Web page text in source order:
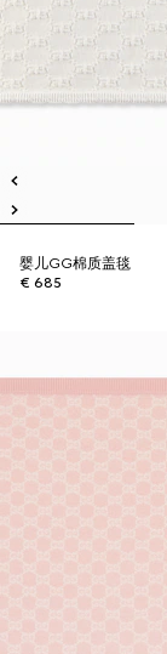
婴儿GG棉质盖毯
€ 685